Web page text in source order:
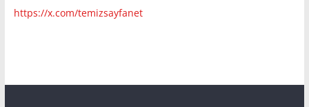
https://x.com/temizsayfanet